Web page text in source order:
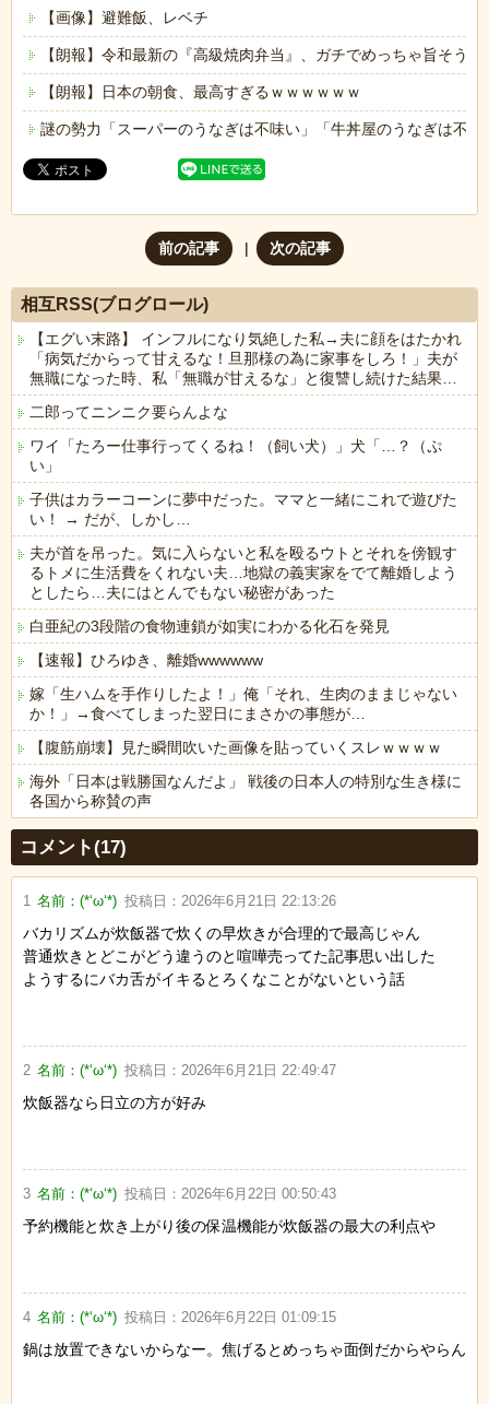
【画像】避難飯、レベチ
【朗報】令和最新の『高級焼肉弁当』、ガチでめっちゃ旨そう
【朗報】日本の朝食、最高すぎるｗｗｗｗｗｗ
謎の勢力「スーパーのうなぎは不味い」「牛丼屋のうなぎは不味
前の記事 次の記事
相互RSS(ブログロール)
【エグい末路】 インフルになり気絶した私→夫に顔をはたかれ
「病気だからって甘えるな！旦那様の為に家事をしろ！」夫が
無職になった時、私「無職が甘えるな」と復讐し続けた結果…
二郎ってニンニク要らんよな
ワイ「たろー仕事行ってくるね！（飼い犬）」犬「…？（ぷ
い」
子供はカラーコーンに夢中だった。ママと一緒にこれで遊びた
い！ → だが、しかし…
夫が首を吊った。気に入らないと私を殴るウトとそれを傍観す
るトメに生活費をくれない夫…地獄の義実家をでて離婚しよう
としたら…夫にはとんでもない秘密があった
白亜紀の3段階の食物連鎖が如実にわかる化石を発見
【速報】ひろゆき、離婚wwwwww
嫁「生ハムを手作りしたよ！」俺「それ、生肉のままじゃない
か！」→食べてしまった翌日にまさかの事態が…
【腹筋崩壊】見た瞬間吹いた画像を貼っていくスレｗｗｗｗ
海外「日本は戦勝国なんだよ」 戦後の日本人の特別な生き様に
各国から称賛の声
Powered by livedoor 相互RSS
コメント(17)
1 名前：(*‘ω‘*) 投稿日： 2026年6月21日 22:13:26
バカリズムが炊飯器で炊くの早炊きが合理的で最高じゃん
普通炊きとどこがどう違うのと喧嘩売ってた記事思い出した
ようするにバカ舌がイキるとろくなことがないという話
2 名前：(*‘ω‘*) 投稿日： 2026年6月21日 22:49:47
炊飯器なら日立の方が好み
3 名前：(*‘ω‘*) 投稿日： 2026年6月22日 00:50:43
予約機能と炊き上がり後の保温機能が炊飯器の最大の利点や
4 名前：(*‘ω‘*) 投稿日： 2026年6月22日 01:09:15
鍋は放置できないからなー。焦げるとめっちゃ面倒だからやらん